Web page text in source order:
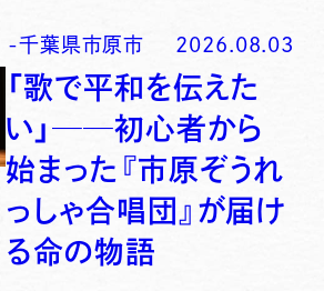
-千葉県市原市 2026.08.03
「歌で平和を伝えた
い」──初心者から
始まった『市原ぞうれ
っしゃ合唱団』が届け
る命の物語